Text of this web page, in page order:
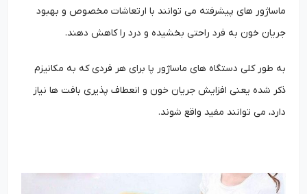
ماساژور های پیشرفته می ‌توانند با ارتعاشات مخصوص و بهبود
جریان خون به فرد راحتی بخشیده و درد را کاهش دهند.
به طور کلی دستگاه ‌های ماساژور پا برای هر فردی که به مکانیزم
ذکر شده یعنی افزایش جریان خون و انعطاف ‌پذیری بافت‌ ها نیاز
دارد، می ‌توانند مفید واقع شوند.